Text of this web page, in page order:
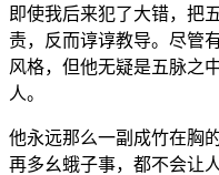
即使我后来犯了大错，把
责，反而谆谆教导。尽管
风格，但他无疑是五脉之
人。
他永远那么一副成竹在胸
再多幺蛾子事，都不会让人